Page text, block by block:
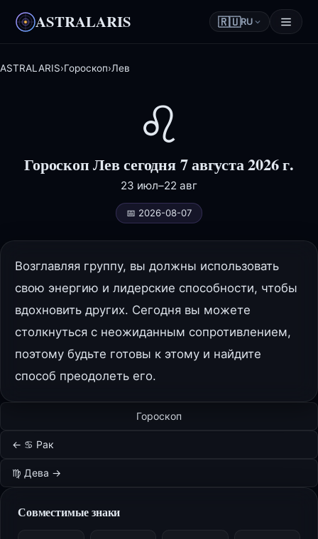
ASTRALARIS 🇷🇺RU
ASTRALARIS›Гороскоп›Лев
♌
Гороскоп Лев сегодня 7 августа 2026 г.
23 июл–22 авг
📅 2026-08-07
Возглавляя группу, вы должны использовать
свою энергию и лидерские способности, чтобы
вдохновить других. Сегодня вы можете
столкнуться с неожиданным сопротивлением,
поэтому будьте готовы к этому и найдите
способ преодолеть его.
← ♋ Рак
Гороскоп
♍ Дева →
Совместимые знаки